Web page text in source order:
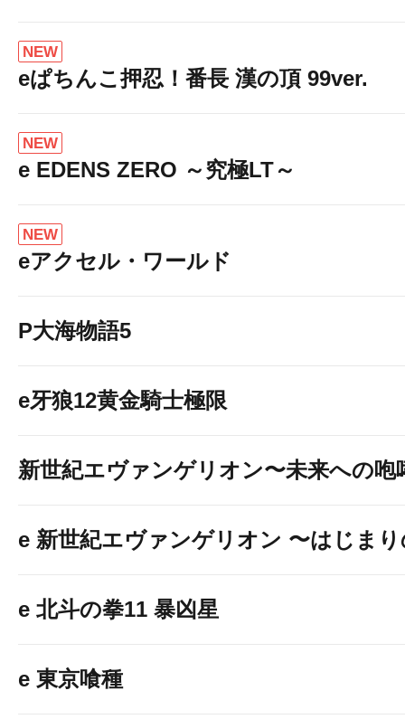
NEW
eぱちんこ押忍！番長 漢の頂 99ver.
NEW
e EDENS ZERO ～究極LT～
NEW
eアクセル・ワールド
P大海物語5
e牙狼12黄金騎士極限
新世紀エヴァンゲリオン〜未来への咆
e 新世紀エヴァンゲリオン 〜はじま
e 北斗の拳11 暴凶星
e 東京喰種